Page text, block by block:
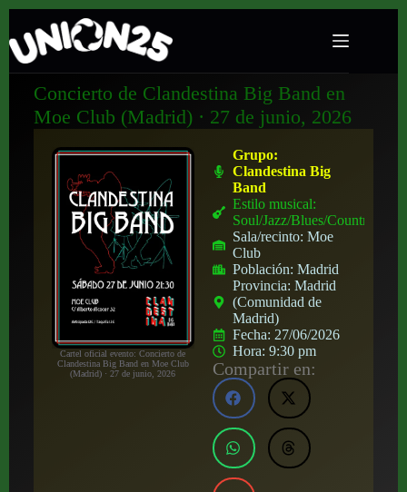
Concierto de Clandestina Big Band en
Moe Club (Madrid) · 27 de junio, 2026
Cartel oficial evento: Concierto de
Clandestina Big Band en Moe Club
(Madrid) · 27 de junio, 2026
Grupo:
Clandestina Big
Band
Estilo musical:
Soul/Jazz/Blues/Country
Sala/recinto:Moe
Club
Población:Madrid
Provincia:Madrid
(Comunidad de
Madrid)
Fecha: 27/06/2026
Hora:9:30 pm
Compartir en: